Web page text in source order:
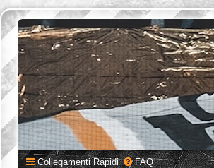
Collegamenti Rapidi FAQ